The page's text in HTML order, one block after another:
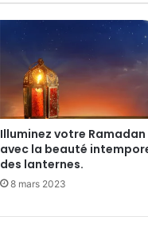
Illuminez votre Ramadan
avec la beauté
des lanternes.
8 mars 2023